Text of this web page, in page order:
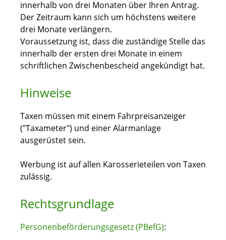
innerhalb von drei Monaten über Ihren Antrag.
Der Zeitraum kann sich um höchstens weitere
drei Monate verlängern.
Voraussetzung ist, dass die zuständige Stelle das
innerhalb der ersten drei Monate in einem
schriftlichen Zwischenbescheid angekündigt hat.
Hinweise
Taxen müssen mit einem Fahrpreisanzeiger
("Taxameter") und einer Alarmanlage
ausgerüstet sein.
Werbung ist auf allen Karosserieteilen von Taxen
zulässig.
Rechtsgrundlage
Personenbeförderungsgesetz (PBefG):